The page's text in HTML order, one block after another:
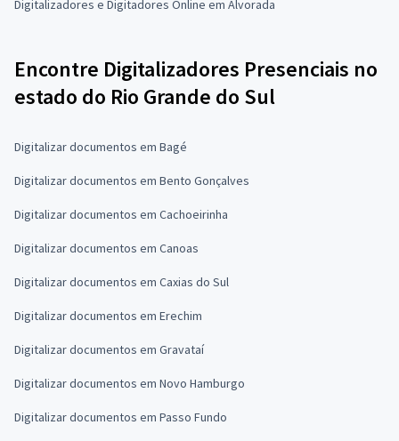
Digitalizadores e Digitadores Online em Alvorada
Encontre Digitalizadores Presenciais no
estado do Rio Grande do Sul
Digitalizar documentos em Bagé
Digitalizar documentos em Bento Gonçalves
Digitalizar documentos em Cachoeirinha
Digitalizar documentos em Canoas
Digitalizar documentos em Caxias do Sul
Digitalizar documentos em Erechim
Digitalizar documentos em Gravataí
Digitalizar documentos em Novo Hamburgo
Digitalizar documentos em Passo Fundo